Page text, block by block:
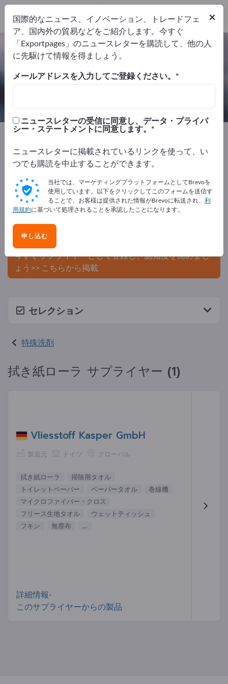
拭き紙ローラ – メーカーとサプライ
ヤーを検索
Exportpages 化学製品および医薬品
特殊洗剤
拭き紙ローラ
Exportpagesで無料で広告を掲載！
ニーズ – オファー – 中古品 – ビジネスコンタクト >> こ
こから始める
Exportpagesで貴社と製品を掲載し
ましょう。
今すぐサプライヤーとして登録し、認知度を高めまし
ょう>> こちらから掲載
セレクション
特殊洗剤
拭き紙ローラ サプライヤー (1)
Vliesstoff Kasper GmbH
製造元 ドイツ グローバル
拭き紙ローラ
掃除用タオル
トイレットペーパー
ペーパータオル
巻線機
マイクロファイバー・クロス
フリース生地タオル
ウェットティッシュ
フキン
無塵布 ...
詳細情報-
このサプライヤーからの製品
×
国際的なニュース、イノベーション、トレードフェ
ア、国内外の貿易などをご紹介します。今すぐ
「Exportpages」のニュースレターを購読して、他の人
に先駆けて情報を得ましょう。
メールアドレスを入力してご登録ください。
ニュースレターの受信に同意し、データ・プライバ
シー・ステートメントに同意します。
ニュースレターに掲載されているリンクを使って、い
つでも購読を中止することができます。
当社では、マーケティングプラットフォームとしてBrevoを
使用しています。以下をクリックしてこのフォームを送信す
ることで、お客様は提供された情報がBrevoに転送され、 利
用規約に基づいて処理されることを承認したことになります。
申し込む